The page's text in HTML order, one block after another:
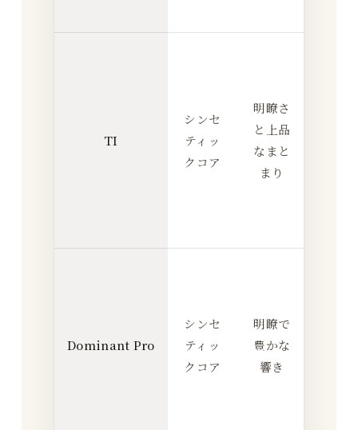
TI
シンセ
ティッ
クコア
明瞭さ
と上品
なまと
まり
Dominant Pro
シンセ
ティッ
クコア
明瞭で
豊かな
響き